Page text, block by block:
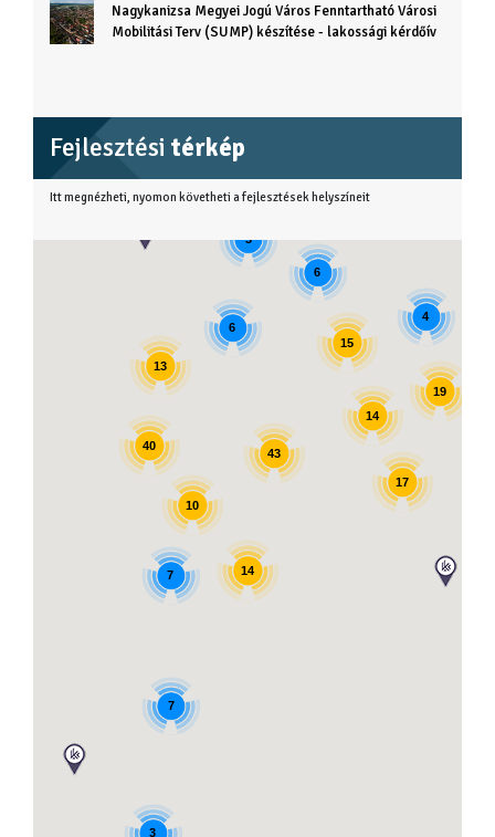
Nagykanizsa Megyei Jogú Város Fenntartható Városi
Mobilitási Terv (SUMP) készítése - lakossági kérdőív
Fejlesztési térkép
Itt megnézheti, nyomon követheti a fejlesztések helyszíneit
14
17
40
7
43
19
6
13
15
4
6
3
3
7
14
10